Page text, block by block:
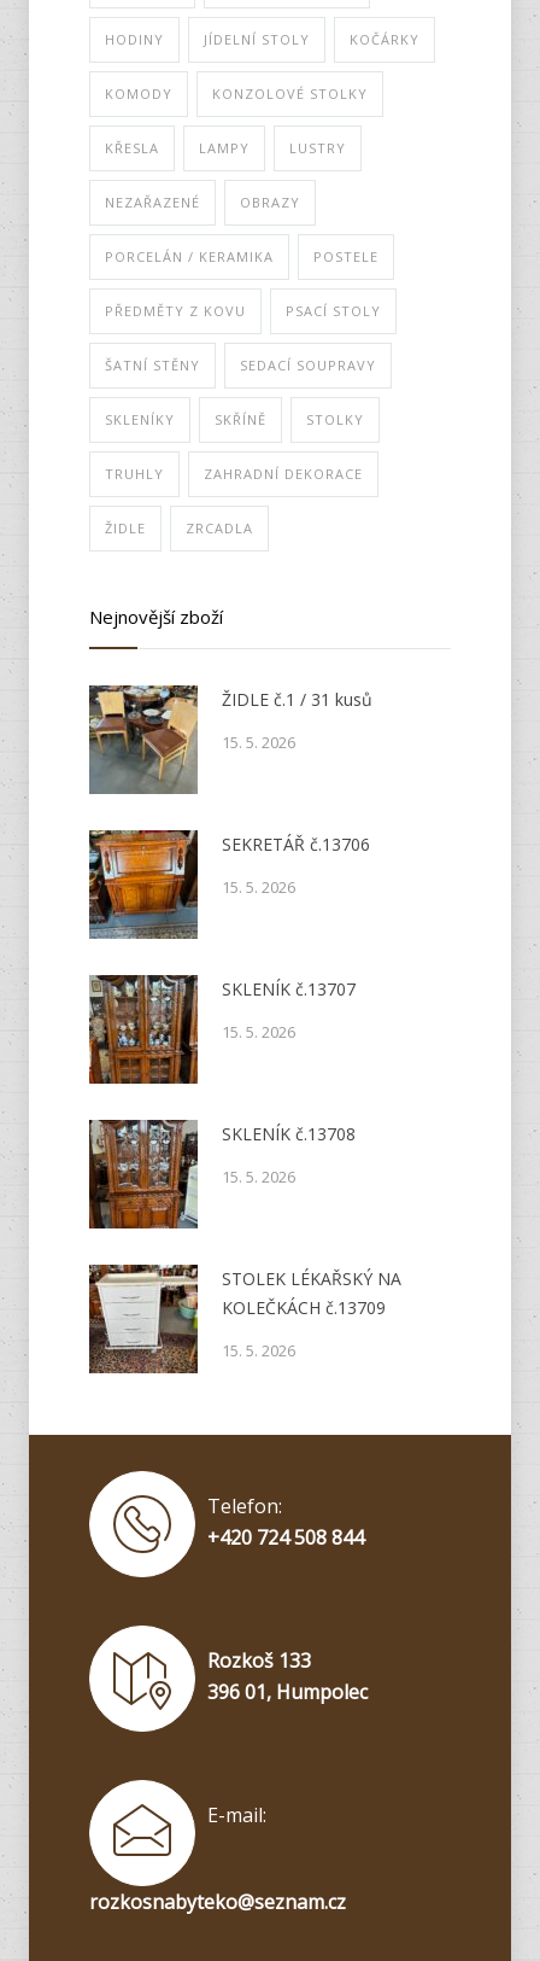
HODINY JÍDELNÍ STOLY KOČÁRKY
KOMODY KONZOLOVÉ STOLKY
KŘESLA LAMPY LUSTRY
NEZAŘAZENÉ OBRAZY
PORCELÁN / KERAMIKA POSTELE
PŘEDMĚTY Z KOVU PSACÍ STOLY
ŠATNÍ STĚNY SEDACÍ SOUPRAVY
SKLENÍKY SKŘÍNĚ STOLKY
TRUHLY ZAHRADNÍ DEKORACE
ŽIDLE ZRCADLA
Nejnovější zboží
ŽIDLE č.1 / 31 kusů
15. 5. 2026
SEKRETÁŘ č.13706
15. 5. 2026
SKLENÍK č.13707
15. 5. 2026
SKLENÍK č.13708
15. 5. 2026
STOLEK LÉKAŘSKÝ NA
KOLEČKÁCH č.13709
15. 5. 2026
Telefon:
+420 724 508 844
Rozkoš 133
396 01, Humpolec
E-mail:
rozkosnabyteko@seznam.cz